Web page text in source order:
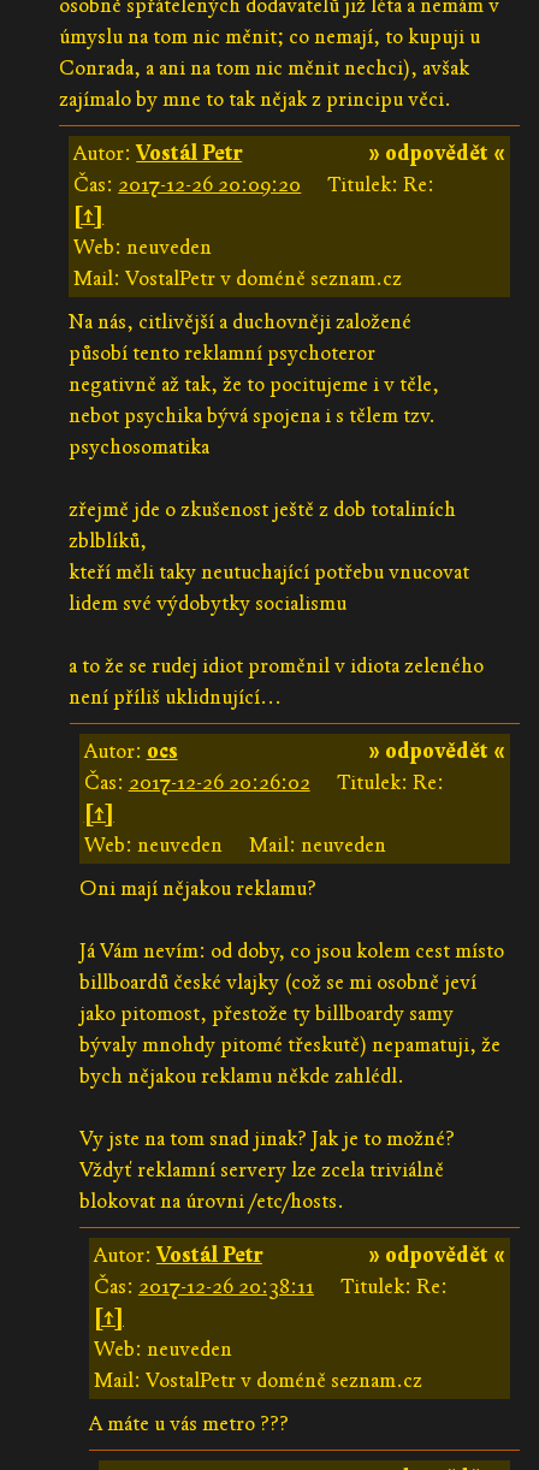
osobně spřátelených dodavatelů již léta a nemám v
úmyslu na tom nic měnit; co nemají, to kupuji u
Conrada, a ani na tom nic měnit nechci), avšak
zajímalo by mne to tak nějak z principu věci.
» odpovědět «
Autor:Vostál Petr
Čas: 2017-12-26 20:09:20
Titulek: Re:
[↑]
Web: neuveden
Mail: VostalPetr v doméně seznam.cz
Na nás, citlivější a duchovněji založené
působí tento reklamní psychoteror
negativně až tak, že to pocitujeme i v těle,
nebot psychika bývá spojena i s tělem tzv.
psychosomatika
zřejmě jde o zkušenost ještě z dob totaliních
zblblíků,
kteří měli taky neutuchající potřebu vnucovat
lidem své výdobytky socialismu
a to že se rudej idiot proměnil v idiota zeleného
není příliš uklidnující...
» odpovědět «
Autor: ocs
Čas: 2017-12-26 20:26:02
Titulek: Re:
[↑]
Web: neuveden
Mail: neuveden
Oni mají nějakou reklamu?
Já Vám nevím: od doby, co jsou kolem cest místo
billboardů české vlajky (což se mi osobně jeví
jako pitomost, přestože ty billboardy samy
bývaly mnohdy pitomé třeskutě) nepamatuji, že
bych nějakou reklamu někde zahlédl.
Vy jste na tom snad jinak? Jak je to možné?
Vždyť reklamní servery lze zcela triviálně
blokovat na úrovni /etc/hosts.
» odpovědět «
Autor:Vostál Petr
Čas: 2017-12-26 20:38:11
Titulek: Re:
[↑]
Web: neuveden
Mail: VostalPetr v doméně seznam.cz
A máte u vás metro ???